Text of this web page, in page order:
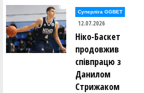
Євген Циганков (РАЙФ (Київ))
Анатолій Челован (SHTOPKE (Київ))
Олександр Черногал (SHTOPKE
Іван Чмиренко (РАЙФ (Київ))
Суперліга GGBET
12.07.2026
Ніко-Баскет
продовжив
співпрацю з
Данилом
Стрижаком